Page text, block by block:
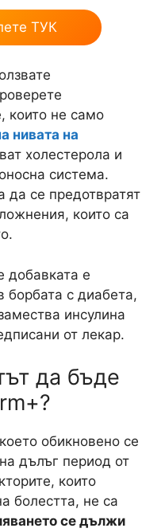
ТУК
които не само
нивата на
холестерола и
система.
да се предотвратят
които са
добавката е
борбата с диабета,
инсулина
от лекар.
да бъде
обикновено се
дълъг период от
които
болестта, не са
се дължи